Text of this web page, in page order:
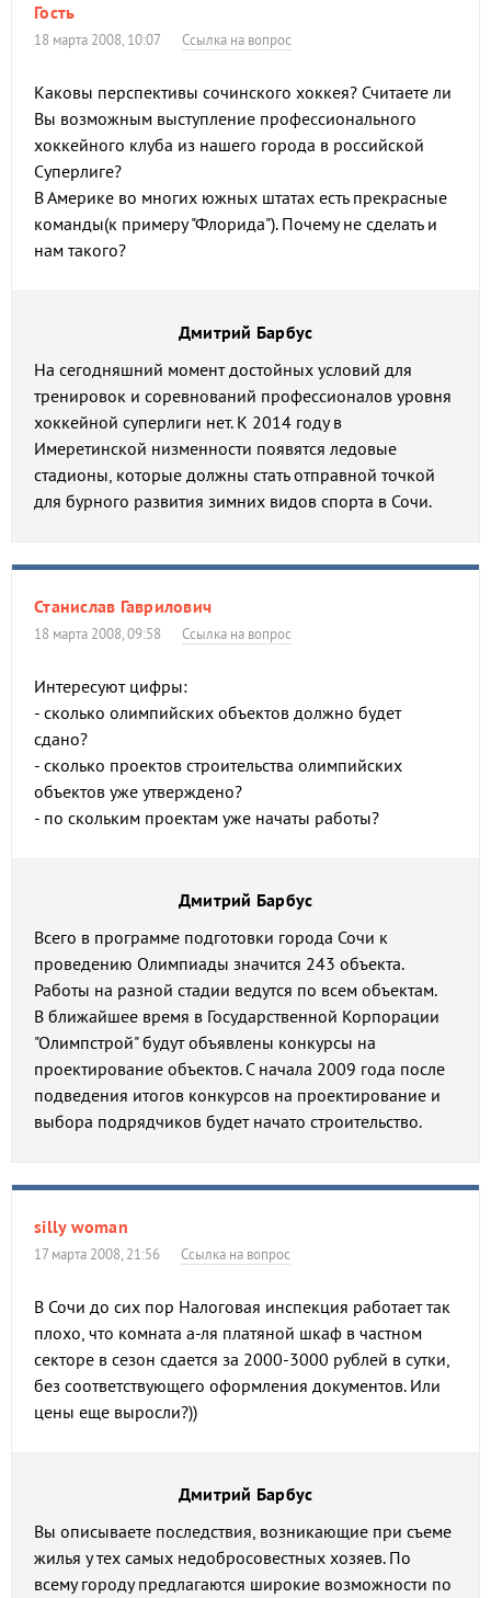
Гость
18 марта 2008, 10:07 Ссылка на вопрос
Каковы перспективы сочинского хоккея? Считаете ли
Вы возможным выступление профессионального
хоккейного клуба из нашего города в российской
Суперлиге?
В Америке во многих южных штатах есть прекрасные
команды(к примеру "Флорида"). Почему не сделать и
нам такого?
Дмитрий Барбус
На сегодняшний момент достойных условий для
тренировок и соревнований профессионалов уровня
хоккейной суперлиги нет. К 2014 году в
Имеретинской низменности появятся ледовые
стадионы, которые должны стать отправной точкой
для бурного развития зимних видов спорта в Сочи.
Станислав Гаврилович
18 марта 2008, 09:58 Ссылка на вопрос
Интересуют цифры:
- сколько олимпийских объектов должно будет
сдано?
- сколько проектов строительства олимпийских
объектов уже утверждено?
- по скольким проектам уже начаты работы?
Дмитрий Барбус
Всего в программе подготовки города Сочи к
проведению Олимпиады значится 243 объекта.
Работы на разной стадии ведутся по всем объектам.
В ближайшее время в Государственной Корпорации
"Олимпстрой" будут объявлены конкурсы на
проектирование объектов. С начала 2009 года после
подведения итогов конкурсов на проектирование и
выбора подрядчиков будет начато строительство.
silly woman
17 марта 2008, 21:56 Ссылка на вопрос
В Сочи до сих пор Налоговая инспекция работает так
плохо, что комната а-ля платяной шкаф в частном
секторе в сезон сдается за 2000-3000 рублей в сутки,
без соответствующего оформления документов. Или
цены еще выросли?))
Дмитрий Барбус
Вы описываете последствия, возникающие при съеме
жилья у тех самых недобросовестных хозяев. По
всему городу предлагаются широкие возможности по